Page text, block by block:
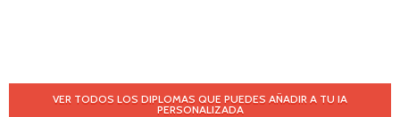
VER TODOS LOS DIPLOMAS QUE PUEDES AÑADIR A TU IA
PERSONALIZADA